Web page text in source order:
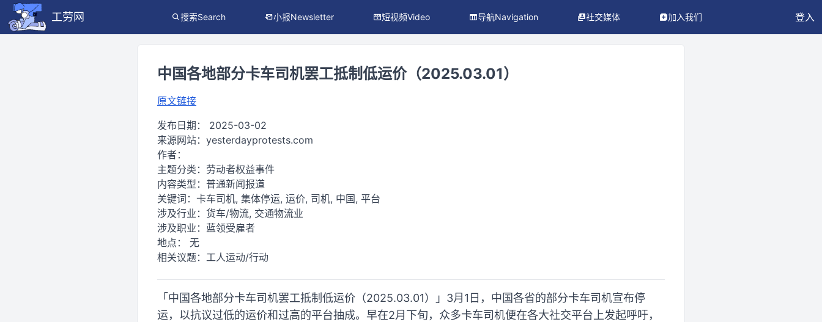
工劳网 搜索Search 小报Newsletter 短视频Video 导航Navigation 社交媒体 加入我们 登入
中国各地部分卡车司机罢工抵制低运价（2025.03.01）
原文链接
发布日期： 2025-03-02
来源网站： yesterdayprotests.com
作者：
主题分类： 劳动者权益事件
内容类型： 普通新闻报道
关键词： 卡车司机, 集体停运, 运价, 司机, 中国, 平台
涉及行业： 货车/物流, 交通物流业
涉及职业： 蓝领受雇者
地点： 无
相关议题： 工人运动/行动
「中国各地部分卡车司机罢工抵制低运价（2025.03.01）」3月1日，中国各省的部分卡车司机宣布停
运，以抗议过低的运价和过高的平台抽成。早在2月下旬，众多卡车司机便在各大社交平台上发起呼吁，